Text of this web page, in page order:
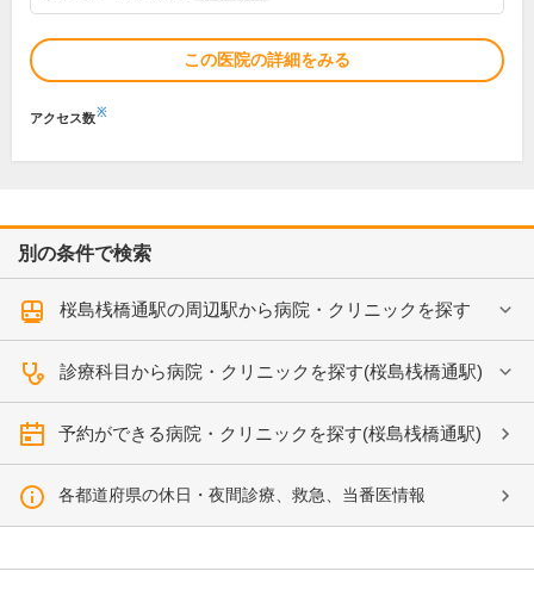
この医院の詳細をみる
アクセス数※
別の条件で検索
桜島桟橋通駅の周辺駅から病院・クリニックを探す
診療科目から病院・クリニックを探す(桜島桟橋通駅)
予約ができる病院・クリニックを探す(桜島桟橋通駅)
各都道府県の休日・夜間診療、救急、当番医情報